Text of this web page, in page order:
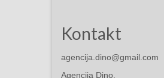
Kontakt
agencija.dino@gmail.com
Agencija Dino,